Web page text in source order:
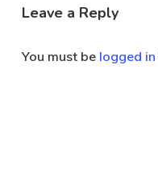
Leave a Reply
You must be logged in